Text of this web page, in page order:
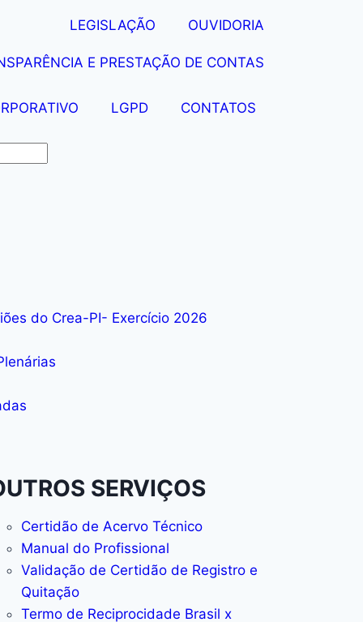
LEGISLAÇÃO OUVIDORIA
E PRESTAÇÃO DE CONTAS
LGPD CONTATOS
do Crea-PI- Exercício 2026
SERVIÇOS
Certidão de Acervo Técnico
Manual do Profissional
Validação de Certidão de Registro e
Quitação
Termo de Reciprocidade Brasil x